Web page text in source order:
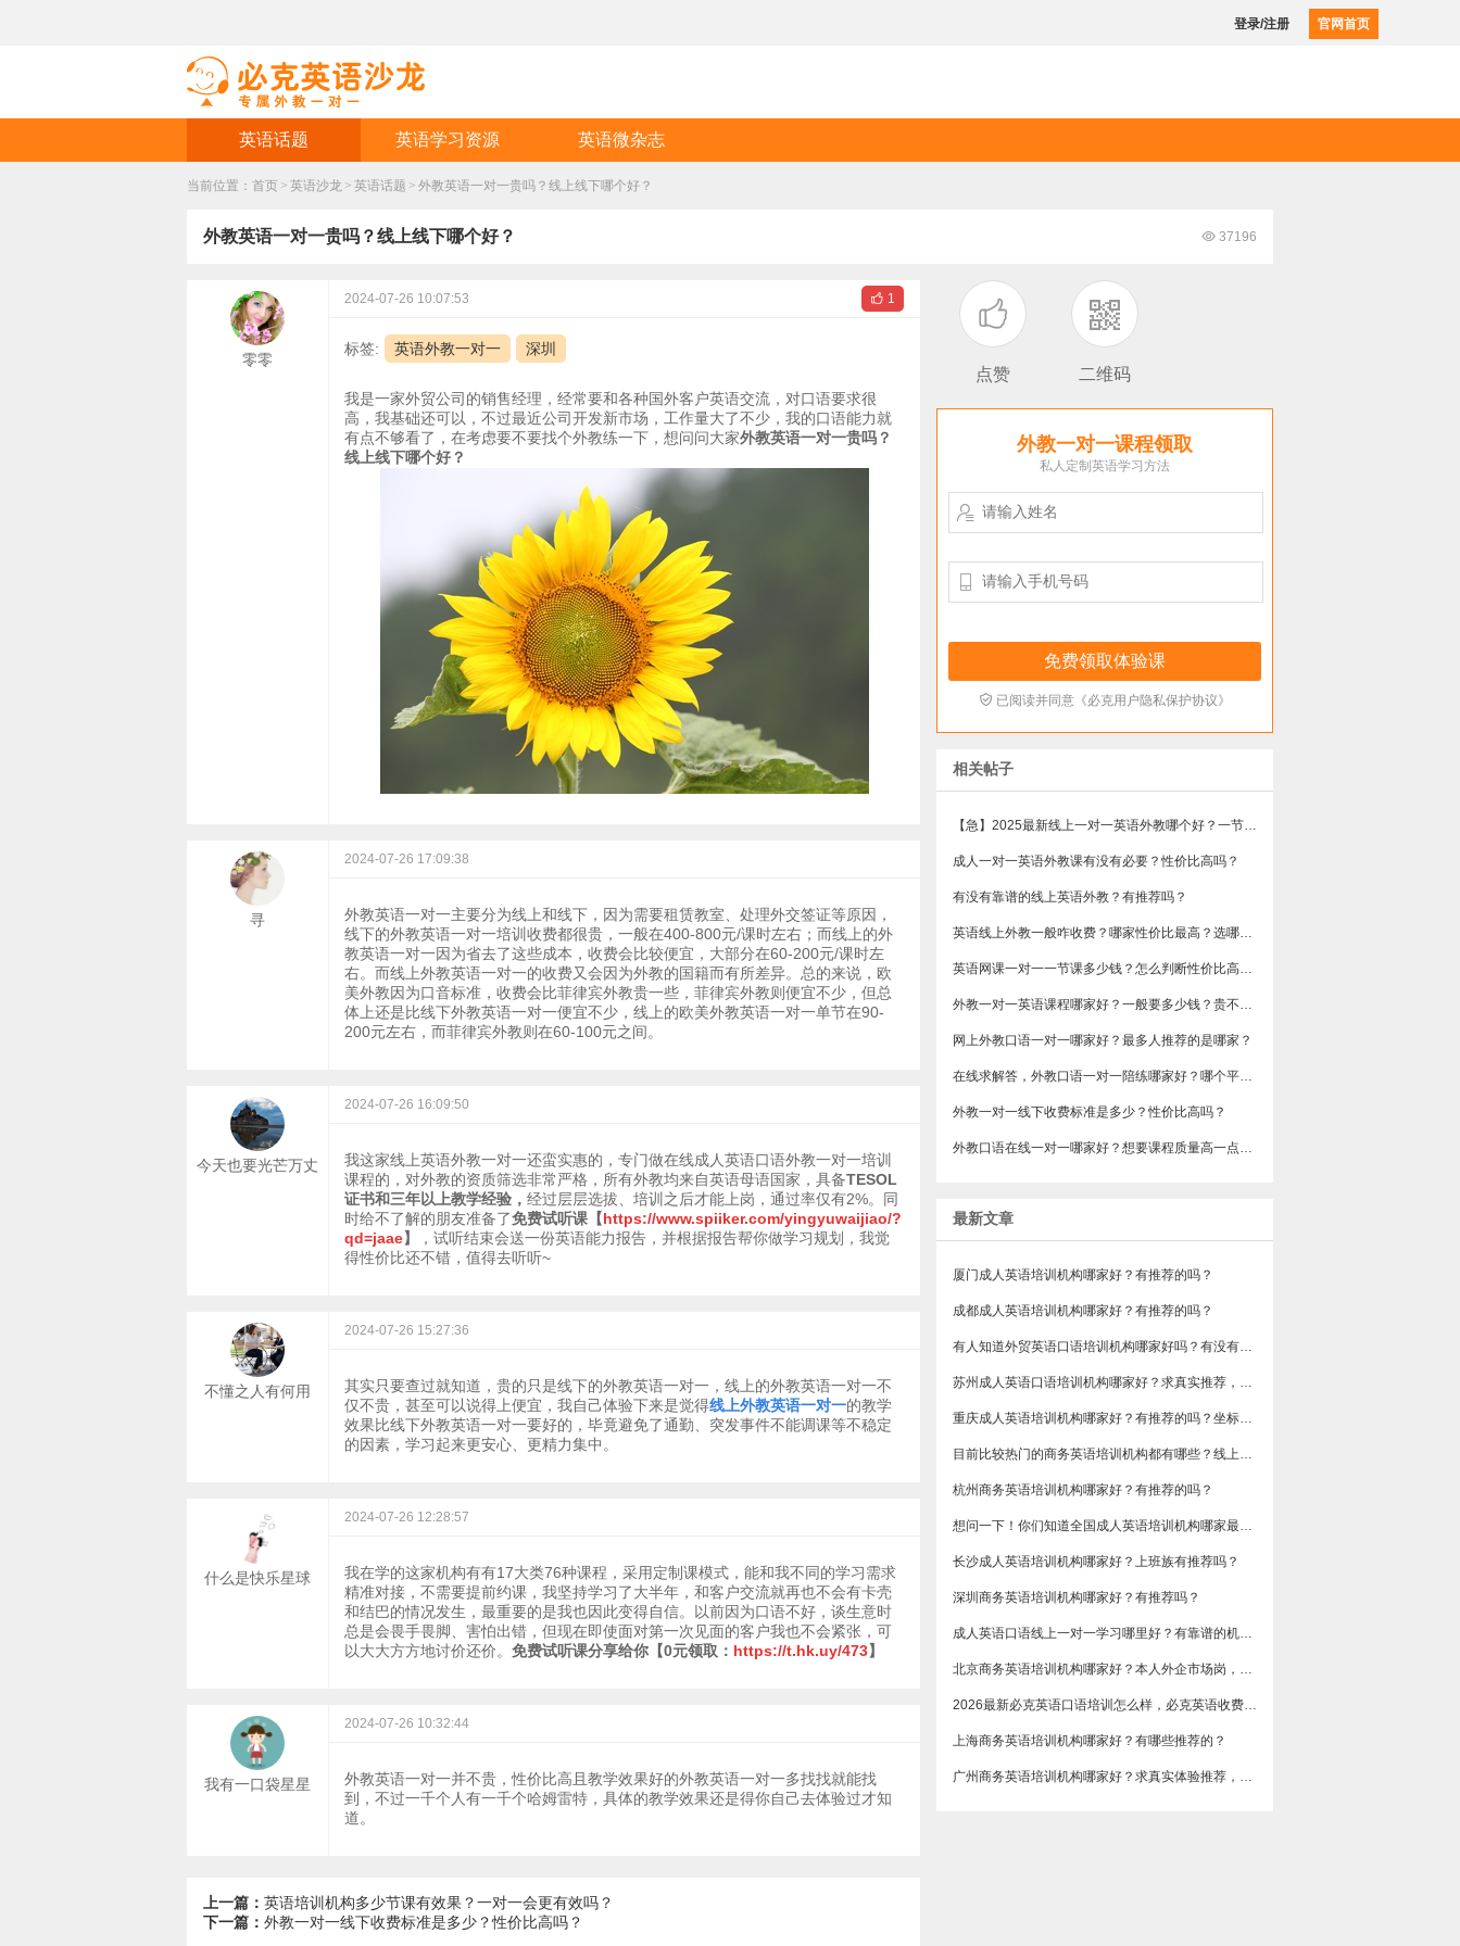
登录/注册 官网首页
英语话题 英语学习资源 英语微杂志
当前位置： 首页 > 英语沙龙 > 英语话题 > 外教英语一对一贵吗？线上线下哪个好？
 37196
外教英语一对一贵吗？线上线下哪个好？

点赞 二维码
外教一对一课程领取
私人定制英语学习方法


 已阅读并同意《必克用户隐私保护协议》
相关帖子
【急】2025最新线上一对一英语外教哪个好？一节课多少钱？
成人一对一英语外教课有没有必要？性价比高吗？
有没有靠谱的线上英语外教？有推荐吗？
英语线上外教一般咋收费？哪家性价比最高？选哪个不会踩雷？
英语网课一对一一节课多少钱？怎么判断性价比高不高？
​外教一对一英语课程哪家好？一般要多少钱？贵不贵？
​网上外教口语一对一哪家好？最多人推荐的是哪家？
在线求解答，外教口语一对一陪练哪家好？哪个平台的外教比较靠谱？
外教一对一线下收费标准是多少？性价比高吗？
外教口语在线一对一哪家好？想要课程质量高一点的，有吗？
最新文章
厦门成人英语培训机构哪家好？有推荐的吗？
成都成人英语培训机构哪家好？有推荐的吗？
有人知道外贸英语口语培训机构哪家好吗？有没有排行榜参考一下？最好说下费用
苏州成人英语口语培训机构哪家好？求真实推荐，广告勿扰，谢谢！
重庆成人英语培训机构哪家好？有推荐的吗？坐标重庆，目前在解放碑一家外贸公司做跟单
目前比较热门的商务英语培训机构都有哪些？线上好吗？还是线下呢？
杭州商务英语培训机构哪家好？有推荐的吗？
想问一下！你们知道全国成人英语培训机构哪家最好吗？收费多少呢？
长沙成人英语培训机构哪家好？上班族有推荐吗？
深圳商务英语培训机构哪家好？有推荐吗？
成人英语口语线上一对一学习哪里好？有靠谱的机构可以推荐吗？
​北京商务英语培训机构哪家好？本人外企市场岗，急需提升谈判和汇报口语，求真实体验分享，广告勿扰，谢谢
2026最新必克英语口语培训怎么样，必克英语收费价格多少？
上海商务英语培训机构哪家好？有哪些推荐的？
广州商务英语培训机构哪家好？求真实体验推荐，侧重职场口语和邮件写作。
零零
 1
2024-07-26 10:07:53
标签: 英语外教一对一 深圳
我是一家外贸公司的销售经理，经常要和各种国外客户英语交流，对口语要求很
高，我基础还可以，不过最近公司开发新市场，工作量大了不少，我的口语能力就
有点不够看了，在考虑要不要找个外教练一下，想问问大家外教英语一对一贵吗？
线上线下哪个好？
寻
2024-07-26 17:09:38
外教英语一对一主要分为线上和线下，因为需要租赁教室、处理外交签证等原因，
线下的外教英语一对一培训收费都很贵，一般在400-800元/课时左右；而线上的外
教英语一对一因为省去了这些成本，收费会比较便宜，大部分在60-200元/课时左
右。而线上外教英语一对一的收费又会因为外教的国籍而有所差异。总的来说，欧
美外教因为口音标准，收费会比菲律宾外教贵一些，菲律宾外教则便宜不少，但总
体上还是比线下外教英语一对一便宜不少，线上的欧美外教英语一对一单节在90-
200元左右，而菲律宾外教则在60-100元之间。
今天也要光芒万丈
2024-07-26 16:09:50
我这家线上英语外教一对一还蛮实惠的，专门做在线成人英语口语外教一对一培训
课程的，对外教的资质筛选非常严格，所有外教均来自英语母语国家，具备TESOL
证书和三年以上教学经验， 经过层层选拔、培训之后才能上岗，通过率仅有2%。同
时给不了解的朋友准备了免费试听课【https://www.spiiker.com/yingyuwaijiao/?
qd=jaae】
，试听结束会送一份英语能力报告，并根据报告帮你做学习规划，我觉
得性价比还不错，值得去听听~
不懂之人有何用
2024-07-26 15:27:36
其实只要查过就知道，贵的只是线下的外教英语一对一，线上的外教英语一对一不
仅不贵，甚至可以说得上便宜，我自己体验下来是觉得线上外教英语一对一的教学
效果比线下外教英语一对一要好的，毕竟避免了通勤、突发事件不能调课等不稳定
的因素，学习起来更安心、更精力集中。
什么是快乐星球
2024-07-26 12:28:57
我在学的这家机构有有17大类76种课程，采用定制课模式，能和我不同的学习需求
精准对接，不需要提前约课，我坚持学习了大半年，和客户交流就再也不会有卡壳
和结巴的情况发生，最重要的是我也因此变得自信。以前因为口语不好，谈生意时
总是会畏手畏脚、害怕出错，但现在即使面对第一次见面的客户我也不会紧张，可
以大大方方地讨价还价。 免费试听课分享给你 【0元领取： https://t.hk.uy/473】
我有一口袋星星
2024-07-26 10:32:44
外教英语一对一并不贵，性价比高且教学效果好的外教英语一对一多找找就能找
到，不过一千个人有一千个哈姆雷特，具体的教学效果还是得你自己去体验过才知
道。
上一篇： 英语培训机构多少节课有效果？一对一会更有效吗？
下一篇： 外教一对一线下收费标准是多少？性价比高吗？